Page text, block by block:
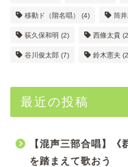
移動ド（階名唱） (4) 筒
荻久保和明 (2) 西條太貴
谷川俊太郎 (7) 鈴木憲夫
最近の投稿
【混声三部合唱】
を踏まえて歌おう